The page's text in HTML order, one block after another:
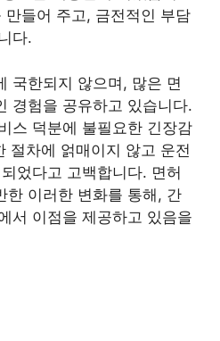
들어 주고, 금전적인 부담
다.
국한되지 않으며, 많은 면
경험을 공유하고 있습니다.
스 덕분에 불필요한 긴장감
절차에 얽매이지 않고 운전
었다고 고백합니다. 면허
한 이러한 변화를 통해, 간
서 이점을 제공하고 있음을